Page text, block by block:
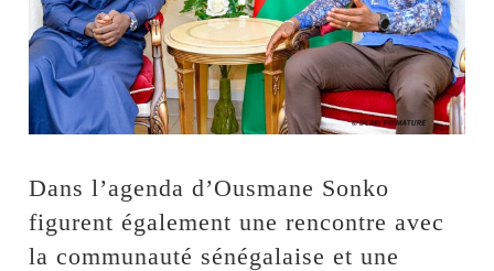
Dans l’agenda d’Ousmane Sonko
figurent également une rencontre avec
la communauté sénégalaise et une